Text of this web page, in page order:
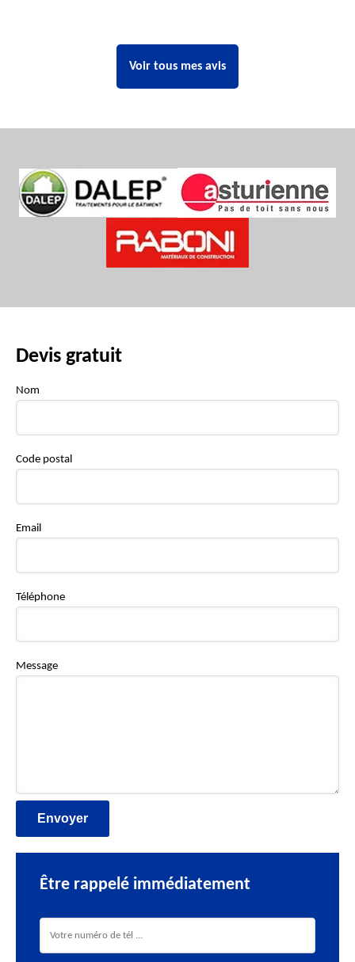
Voir tous mes avis
Devis gratuit
Nom
Code postal
Email
Téléphone
Message
Être rappelé immédiatement